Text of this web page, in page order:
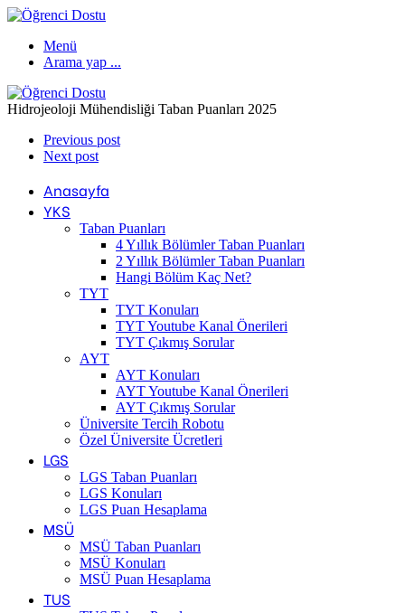
Menü
Arama yap ...
Hidrojeoloji Mühendisliği Taban Puanları 2025
Previous post
Next post
Anasayfa
YKS
Taban Puanları
4 Yıllık Bölümler Taban Puanları
2 Yıllık Bölümler Taban Puanları
Hangi Bölüm Kaç Net?
TYT
TYT Konuları
TYT Youtube Kanal Önerileri
TYT Çıkmış Sorular
AYT
AYT Konuları
AYT Youtube Kanal Önerileri
AYT Çıkmış Sorular
Üniversite Tercih Robotu
Özel Üniversite Ücretleri
LGS
LGS Taban Puanları
LGS Konuları
LGS Puan Hesaplama
MSÜ
MSÜ Taban Puanları
MSÜ Konuları
MSÜ Puan Hesaplama
TUS